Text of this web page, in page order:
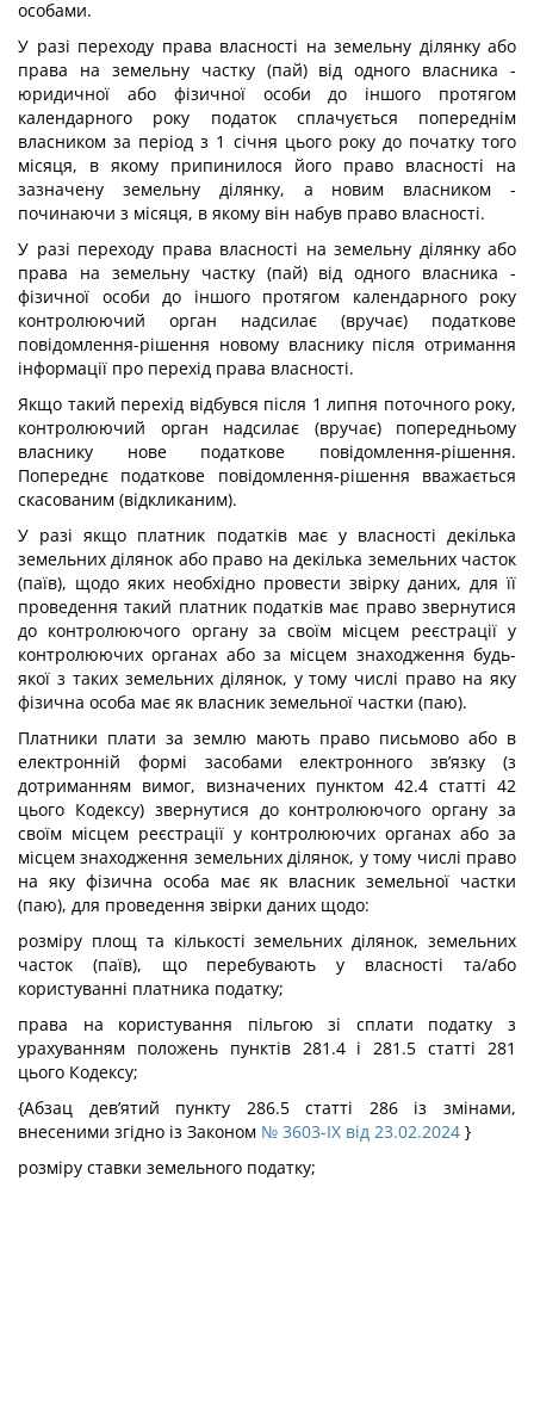
особами.
У разі переходу права власності на земельну ділянку або
права на земельну частку (пай) від одного власника -
юридичної або фізичної особи до іншого протягом
календарного року податок сплачується попереднім
власником за період з 1 січня цього року до початку того
місяця, в якому припинилося його право власності на
зазначену земельну ділянку, а новим власником -
починаючи з місяця, в якому він набув право власності.
У разі переходу права власності на земельну ділянку або
права на земельну частку (пай) від одного власника -
фізичної особи до іншого протягом календарного року
контролюючий орган надсилає (вручає) податкове
повідомлення-рішення новому власнику після отримання
інформації про перехід права власності.
Якщо такий перехід відбувся після 1 липня поточного року,
контролюючий орган надсилає (вручає) попередньому
власнику нове податкове повідомлення-рішення.
Попереднє податкове повідомлення-рішення вважається
скасованим (відкликаним).
У разі якщо платник податків має у власності декілька
земельних ділянок або право на декілька земельних часток
(паїв), щодо яких необхідно провести звірку даних, для її
проведення такий платник податків має право звернутися
до контролюючого органу за своїм місцем реєстрації у
контролюючих органах або за місцем знаходження будь-
якої з таких земельних ділянок, у тому числі право на яку
фізична особа має як власник земельної частки (паю).
Платники плати за землю мають право письмово або в
електронній формі засобами електронного зв’язку (з
дотриманням вимог, визначених пунктом 42.4 статті 42
цього Кодексу) звернутися до контролюючого органу за
своїм місцем реєстрації у контролюючих органах або за
місцем знаходження земельних ділянок, у тому числі право
на яку фізична особа має як власник земельної частки
(паю), для проведення звірки даних щодо:
розміру площ та кількості земельних ділянок, земельних
часток (паїв), що перебувають у власності та/або
користуванні платника податку;
права на користування пільгою зі сплати податку з
урахуванням положень пунктів 281.4 і 281.5 статті 281
цього Кодексу;
{Абзац дев’ятий пункту 286.5 статті 286 із змінами,
внесеними згідно із Законом № 3603-IX від 23.02.2024 }
розміру ставки земельного податку;